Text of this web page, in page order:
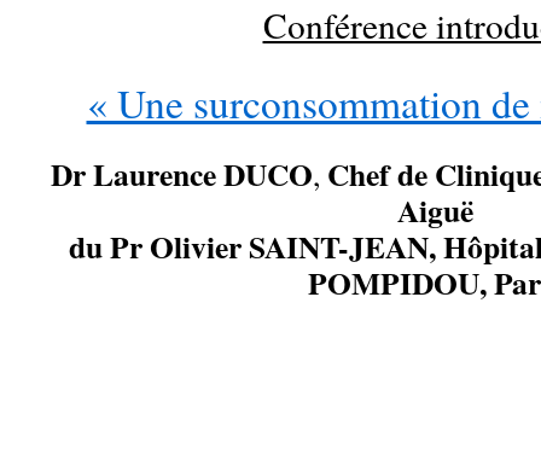
Conférence
« Une surconsommation
Dr Laurence DUCO, Chef de
Aiguë
du Pr Olivier SAINT-JEAN,
POMPIDOU,